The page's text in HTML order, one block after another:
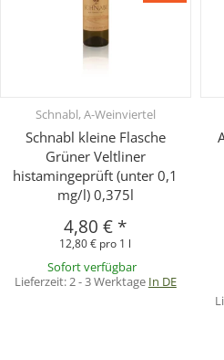
Schnabl, A-Weinviertel
Schnabl kleine Flasche
Grüner Veltliner
histamingeprüft (unter 0,1
mg/l) 0,375l
4,80 € *
12,80 € pro 1 l
Sofort verfügbar
Lieferzeit:2 - 3 Werktage In DE